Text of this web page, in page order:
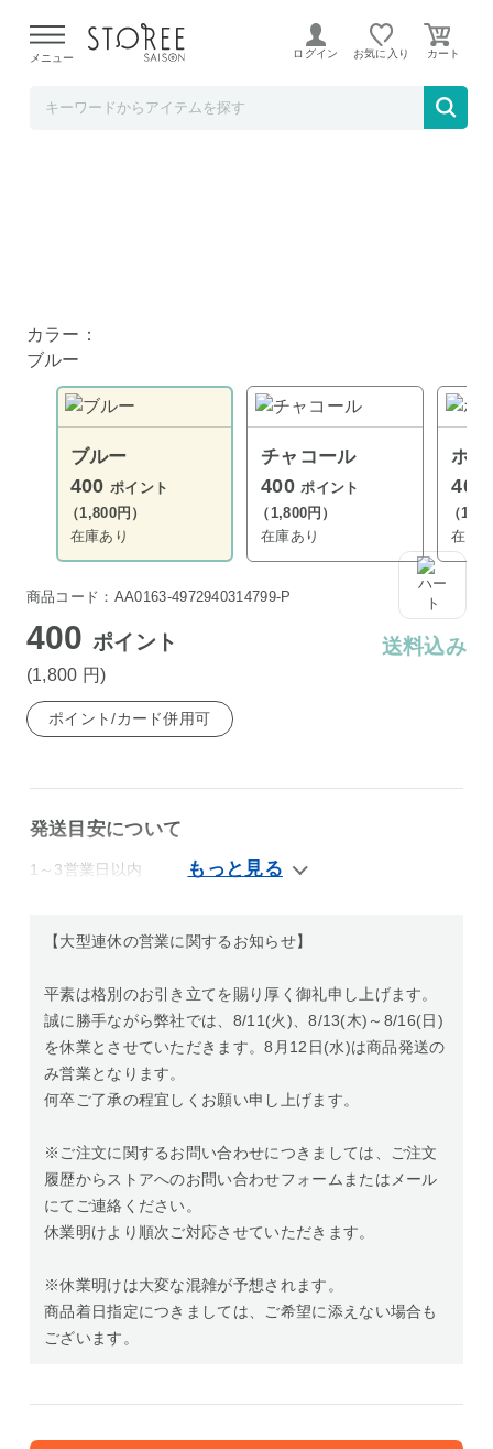
よる配送遅延が発生しております。
メニュー ログイン お気に入り
モグモグスープマグ 350ml ブルー
カラー：
ブルー
ブルー
400ポイント
（1,800円）
在庫あり
チャコール
400ポイント
（1,800円）
在庫あり
ホ
400
（
在庫
商品コード：AA0163-4972940314799-P
400ポイント
(1,800 円)
送料込み
ポイント/カード併用可
発送目安について
1～3営業日以内
【大型連休の営業に関するお知らせ】
平素は格別のお引き立てを賜り厚く御礼申し上げます。
誠に勝手ながら弊社では、8/11(火)、8/13(木)～8/16(日)
を休業とさせていただきます。8月12日(水)は商品発送の
み営業となります。
何卒ご了承の程宜しくお願い申し上げます。
※ご注文に関するお問い合わせにつきましては、ご注文
履歴からストアへのお問い合わせフォームまたはメール
にてご連絡ください。
休業明けより順次ご対応させていただきます。
※休業明けは大変な混雑が予想されます。
商品着日指定につきましては、ご希望に添えない場合も
ございます。